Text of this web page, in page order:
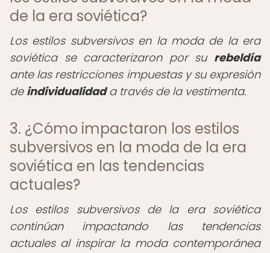
de la era soviética?
Los estilos subversivos en la moda de la era
soviética se caracterizaron por su rebeldía
ante las restricciones impuestas y su expresión
de individualidada través de la vestimenta.
3. ¿Cómo impactaron los estilos
subversivos en la moda de la era
soviética en las tendencias
actuales?
Los estilos subversivos de la era soviética
continúan impactando las tendencias
actuales al inspirar la moda contemporánea